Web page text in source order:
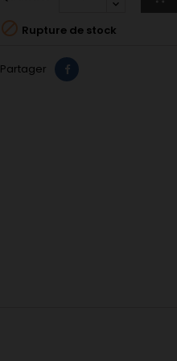
 Rupture de stock
Partager